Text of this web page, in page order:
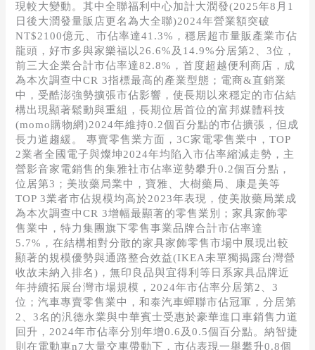
現較大變動。其中全聯福利中心加計大潤發(2025年8月1
日後大潤發量販店更名為大全聯)2024年營業額突破
NT$2100億元、市佔率達41.3%，穩居超市量販產業市佔
龍頭，好市多與家樂福以26.6%及14.9%分居第2、3位，
前三大企業合計市佔率達82.8%，首度超越便利商店，成
為本次調查中CR 3指標最高的產業型態；電商&直銷業
中，受酷澎強勢擴張市佔影響，使長期以來穩定的市佔結
構出現顯著鬆動與重組，長期位居首位的富邦媒體科技
(momo購物網)2024年維持0.2個百分點的市佔擴張，但成
長力道趨緩。 專賣零售業方面，3C家電零售業中，TOP
2業者全國電子與燦坤2024年均陷入市佔率縮減走勢，主
營影音家電銷售的集雅社市佔率逆勢攀升0.2個百分點，
位居第3；美妝藥局業中，寶雅、大樹藥局、康是美等
TOP 3業者市佔規模均高於2023年表現，使美妝藥局業成
為本次調查中CR 3增幅最顯著的零售業別；家具家飾零
售業中，特力集團旗下零售事業品牌合計市佔率達
5.7%，在結構相對分散的家具家飾零售市場中展現出較
顯著的規模優勢與通路整合效益(IKEA未單獨揭露台灣營
收故未納入排名)，無印良品與宜得利等日系家具品牌近
年持續拓展台灣市場規模，2024年市佔率分居第2、3
位；汽車專賣零售業中，和泰汽車蟬聯市佔冠軍，分居第
2、3名的汎德永業與中華賓士受惠於豪華進口車銷售力道
回升，2024年市佔率分別年增0.6及0.5個百分點。納智捷
則在電動車n7大量交車帶動下，市佔表現一舉攀升0.8個